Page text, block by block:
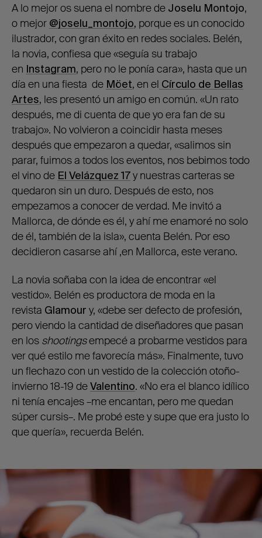
A lo mejor os suena el nombre de Joselu Montojo,
o mejor @joselu_montojo, porque es un conocido
ilustrador, con gran éxito en redes sociales. Belén,
la novia, confiesa que «seguía su trabajo
en Instagram, pero no le ponía cara», hasta que un
día en una fiesta de Möet, en el Círculo de Bellas
Artes, les presentó un amigo en común. «Un rato
después, me di cuenta de que yo era fan de su
trabajo». No volvieron a coincidir hasta meses
después que empezaron a quedar, «salimos sin
parar, fuimos a todos los eventos, nos bebimos todo
el vino de El Velázquez 17y nuestras carteras se
quedaron sin un duro. Después de esto, nos
empezamos a conocer de verdad. Me invitó a
Mallorca, de dónde es él, y ahí me enamoré no solo
de él, también de la isla», cuenta Belén. Por eso
decidieron casarse ahí ,en Mallorca, este verano.
La novia soñaba con la idea de encontrar «el
vestido». Belén es productora de moda en la
revista Glamour y, «debe ser defecto de profesión,
pero viendo la cantidad de diseñadores que pasan
en los shootingsempecé a probarme vestidos para
ver qué estilo me favorecía más». Finalmente, tuvo
un flechazo con un vestido de la colección otoño-
invierno 18-19 deValentino. «No era el blanco idílico
ni tenía encajes –me encantan, pero me quedan
súper cursis–. Me probé este y supe que era justo lo
que quería», recuerda Belén.